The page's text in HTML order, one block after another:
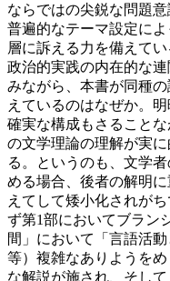
ならではの尖鋭な問題
普遍的なテーマ設定に
層に訴える力を備えて
政治的実践の内在的な
みながら、本書が同種
えているのはなぜか。
確実な構成もさること
の文学理論の理解が実
る。というのも、文学
める場合、後者の解明
えてして矮小化されが
ず第1部においてブラ
間」において「言語活
等）複雑なありようを
な解説が施され、そし